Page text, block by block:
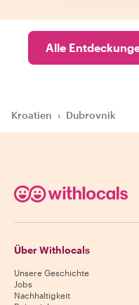
Alle
Kroatien › Dubrovnik
Über Withlocals
Unsere Geschichte
Jobs
Nachhaltigkeit